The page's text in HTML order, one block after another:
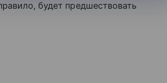
будет предшествовать